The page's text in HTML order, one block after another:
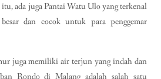
ada juga Pantai Watu Ulo yang terkenal
dan cocok untuk para penggemar
juga memiliki air terjun yang indah dan
Rondo di Malang adalah salah satu